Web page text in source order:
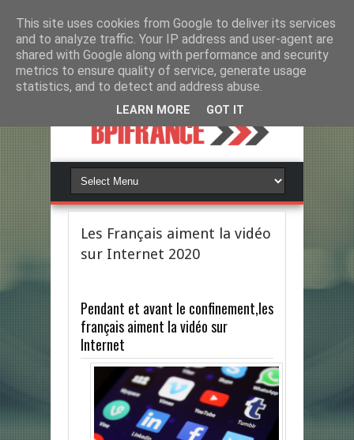
Les Français aiment la vidéo
sur Internet 2020
Pendant et avant le confinement,les
français aiment la vidéo sur
Internet
This site uses cookies from Google to deliver its services
and to analyze traffic. Your IP address and user-agent are
shared with Google along with performance and security
metrics to ensure quality of service, generate usage
statistics, and to detect and address abuse.
LEARN MORE GOT IT